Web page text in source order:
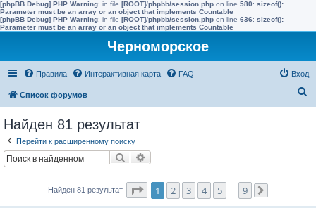
[phpBB Debug] PHP Warning: in file [ROOT]/phpbb/session.php on line 580: sizeof():
Parameter must be an array or an object that implements Countable
[phpBB Debug] PHP Warning: in file [ROOT]/phpbb/session.php on line 636: sizeof():
Parameter must be an array or an object that implements Countable
Черноморское
Правила Интерактивная карта FAQ Вход
Список форумов
Найден 81 результат
Перейти к расширенному поиску
Поиск
Найден 81 результат Страница1 из
1 2 3 4 5 9